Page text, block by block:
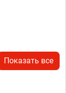
Показать все